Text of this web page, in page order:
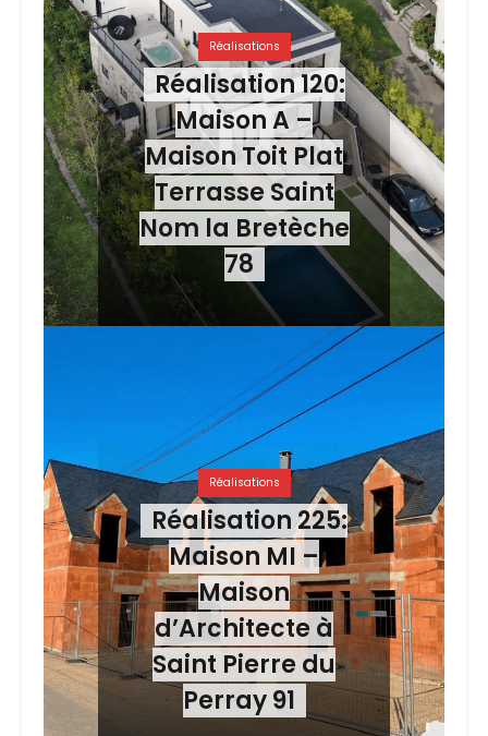
Réalisations
Réalisation 120:
Maison A –
Maison Toit Plat
Terrasse Saint
Nom la Bretèche
78
Réalisations
Réalisation 225:
Maison MI –
Maison
d’Architecte à
Saint Pierre du
Perray 91